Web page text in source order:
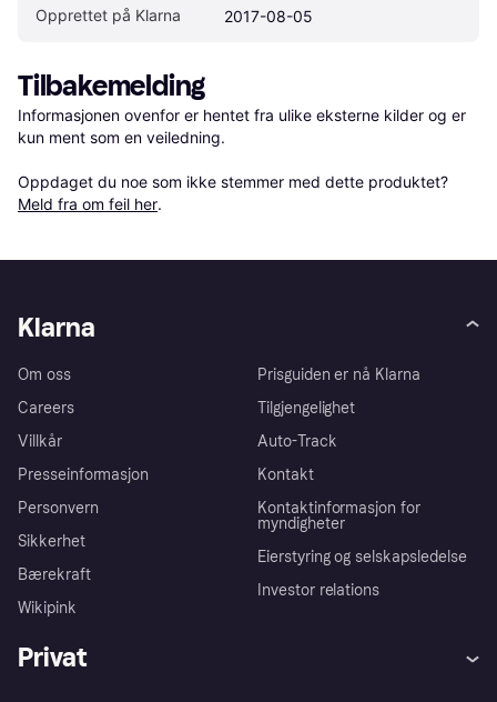
Opprettet på Klarna 2017-08-05
Tilbakemelding
Informasjonen ovenfor er hentet fra ulike eksterne kilder og er
kun ment som en veiledning.
Oppdaget du noe som ikke stemmer med dette produktet?
Meld fra om feil her.
Klarna
Om oss
Careers
Villkår
Presseinformasjon
Personvern
Sikkerhet
Bærekraft
Wikipink
Prisguiden er nå Klarna
Tilgjengelighet
Auto-Track
Kontakt
Kontaktinformasjon for
myndigheter
Eierstyring og selskapsledelse
Investor relations
Privat